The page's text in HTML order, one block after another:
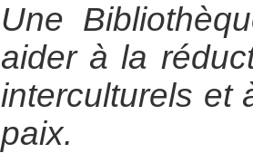
Une
aider à la
interculturels et
paix.